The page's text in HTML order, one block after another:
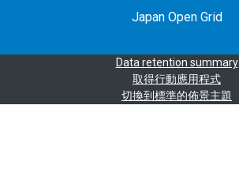
Japan Open Grid
Data retention summary
取得行動應用程式
切換到標準的佈景主題